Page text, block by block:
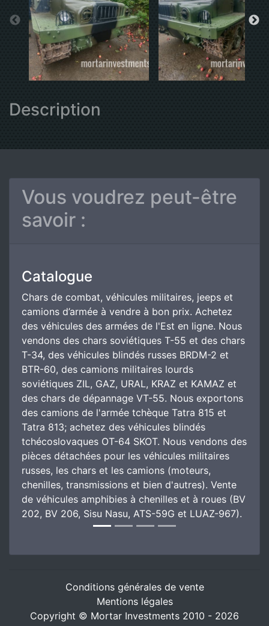
Description
Vous voudrez peut-être
savoir :
Catalogue
Chars de combat, véhicules militaires, jeeps et
camions d’armée à vendre à bon prix. Achetez
des véhicules des armées de l'Est en ligne. Nous
vendons des chars soviétiques T-55 et des chars
T-34, des véhicules blindés russes BRDM-2 et
BTR-60, des camions militaires lourds
soviétiques ZIL, GAZ, URAL, KRAZ et KAMAZ et
des chars de dépannage VT-55. Nous exportons
des camions de l'armée tchèque Tatra 815 et
Tatra 813; achetez des véhicules blindés
tchécoslovaques OT-64 SKOT. Nous vendons des
pièces détachées pour les véhicules militaires
russes, les chars et les camions (moteurs,
chenilles, transmissions et bien d'autres). Vente
de véhicules amphibies à chenilles et à roues (BV
202, BV 206, Sisu Nasu, ATS-59G et LUAZ-967).
Conditions générales de vente
Mentions légales
Copyright © Mortar Investments 2010 - 2026